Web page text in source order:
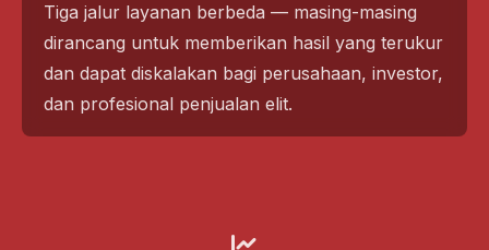
Tiga jalur layanan berbeda — masing-masing
dirancang untuk memberikan hasil yang terukur
dan dapat diskalakan bagi perusahaan, investor,
dan profesional penjualan elit.